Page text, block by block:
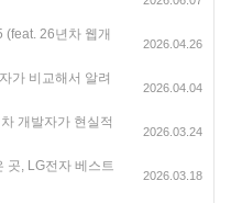
(feat. 26년차 웹개
2026.04.26
가 비교해서 알려
2026.04.04
개발자가 현실적
2026.03.24
곳, LG전자 베스트
2026.03.18